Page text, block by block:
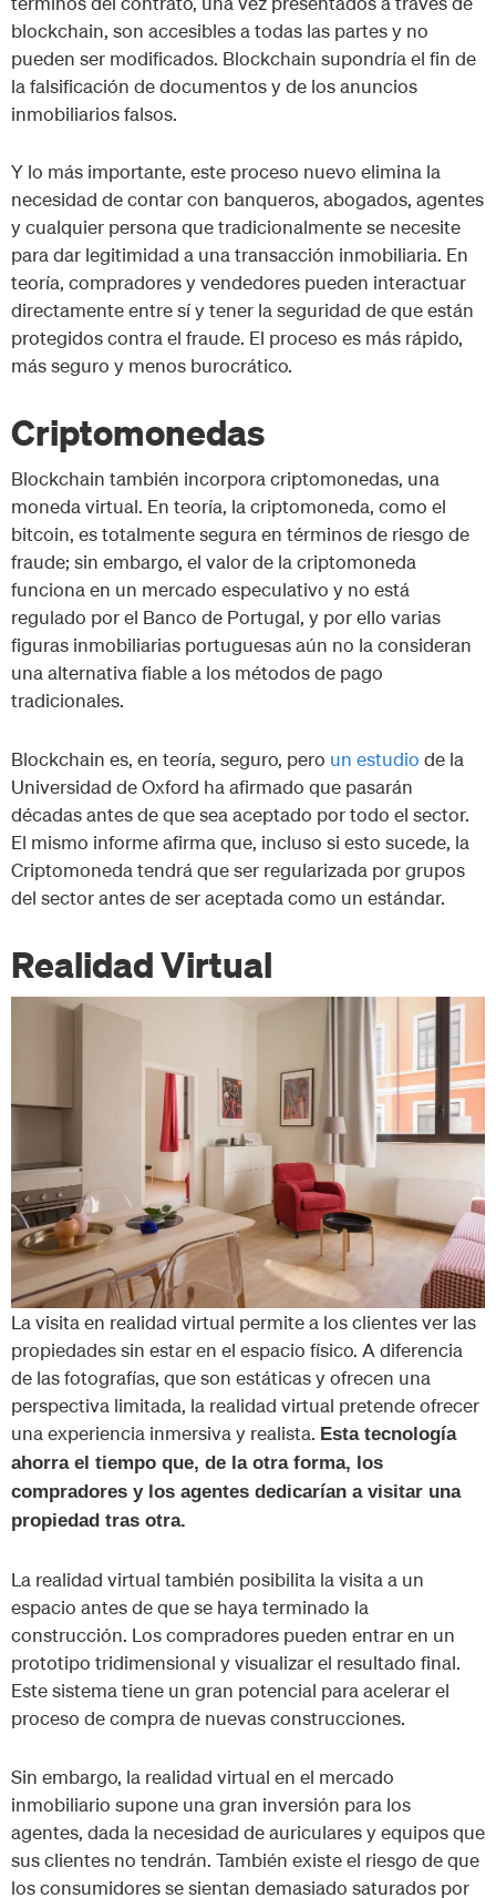
blockchain, son accesibles a todas las partes y no
pueden ser modificados. Blockchain supondría el fin de
la falsificación de documentos y de los anuncios
inmobiliarios falsos.
Y lo más importante, este proceso nuevo elimina la
necesidad de contar con banqueros, abogados, agentes
y cualquier persona que tradicionalmente se necesite
para dar legitimidad a una transacción inmobiliaria. En
teoría, compradores y vendedores pueden interactuar
directamente entre sí y tener la seguridad de que están
protegidos contra el fraude. El proceso es más rápido,
más seguro y menos burocrático.
Criptomonedas
Blockchain también incorpora criptomonedas, una
moneda virtual. En teoría, la criptomoneda, como el
bitcoin, es totalmente segura en términos de riesgo de
fraude; sin embargo, el valor de la criptomoneda
funciona en un mercado especulativo y no está
regulado por el Banco de Portugal, y por ello varias
figuras inmobiliarias portuguesas aún no la consideran
una alternativa fiable a los métodos de pago
tradicionales.
Blockchain es, en teoría, seguro, pero un estudio de la
Universidad de Oxford ha afirmado que pasarán
décadas antes de que sea aceptado por todo el sector.
El mismo informe afirma que, incluso si esto sucede, la
Criptomoneda tendrá que ser regularizada por grupos
del sector antes de ser aceptada como un estándar.
Realidad Virtual
La visita en realidad virtual permite a los clientes ver las
propiedades sin estar en el espacio físico. A diferencia
de las fotografías, que son estáticas y ofrecen una
perspectiva limitada, la realidad virtual pretende ofrecer
una experiencia inmersiva y realista. Esta tecnología
ahorra el tiempo que, de la otra forma, los
compradores y los agentes dedicarían a visitar una
propiedad tras otra.
La realidad virtual también posibilita la visita a un
espacio antes de que se haya terminado la
construcción. Los compradores pueden entrar en un
prototipo tridimensional y visualizar el resultado final.
Este sistema tiene un gran potencial para acelerar el
proceso de compra de nuevas construcciones.
Sin embargo, la realidad virtual en el mercado
inmobiliario supone una gran inversión para los
agentes, dada la necesidad de auriculares y equipos que
sus clientes no tendrán. También existe el riesgo de que
los consumidores se sientan demasiado saturados por